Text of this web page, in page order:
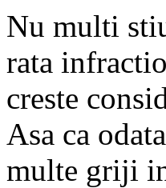
Nu multi
rata
creste
Asa ca
multe griji in